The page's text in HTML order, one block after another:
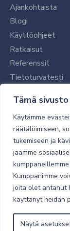
Tämä
Käytämme
räätälöimiseen,
tukemiseen ja
jaamme
Kumppanimme
joita olet antanut
käyttänyt heidän
Näytä
Ajankohtaista
Blogi
Käyttöohjeet
Ratkaisut
Referenssit
Tietoturvatesti
Tilaajalle
Toimitustavat ja
Verkkokaupan
Toimitusehdot
Tietoturva
© 2026 Micro Magic